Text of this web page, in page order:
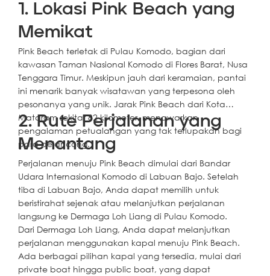
1. Lokasi Pink Beach yang
Memikat
Pink Beach terletak di Pulau Komodo, bagian dari
kawasan Taman Nasional Komodo di Flores Barat, Nusa
Tenggara Timur. Meskipun jauh dari keramaian, pantai
ini menarik banyak wisatawan yang terpesona oleh
pesonanya yang unik. Jarak Pink Beach dari Kota
Mataram sekitar 82 kilometer, menawarkan
pengalaman petualangan yang tak terlupakan bagi
para pelancong.
2. Rute Perjalanan yang
Menantang
Perjalanan menuju Pink Beach dimulai dari Bandar
Udara Internasional Komodo di Labuan Bajo. Setelah
tiba di Labuan Bajo, Anda dapat memilih untuk
beristirahat sejenak atau melanjutkan perjalanan
langsung ke Dermaga Loh Liang di Pulau Komodo.
Dari Dermaga Loh Liang, Anda dapat melanjutkan
perjalanan menggunakan kapal menuju Pink Beach.
Ada berbagai pilihan kapal yang tersedia, mulai dari
private boat hingga public boat, yang dapat